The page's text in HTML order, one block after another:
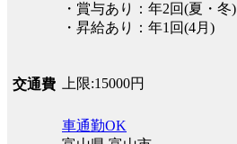
・賞与あり：年2回(夏・冬)
・昇給あり：年1回(4月)
交通費 上限:15000円
車通勤OK